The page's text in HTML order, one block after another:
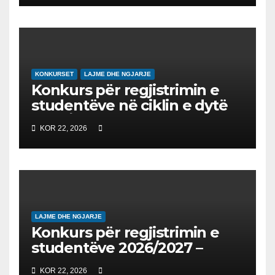
NDËRKOMBËTARE PËR
EDUKIMIN DIGJITAL DHE
KONKURSET LAJME DHE NGJARJE
Konkurs për regjistrimin e
studentëve në ciklin e dytë
2026/2027 – Конкурс за
запишување на студенти
на втор циклус студии за
2026/2027
KOR 22, 2026
LAJME DHE NGJARJE
Konkurs për regjistrimin e
studentëve 2026/2027 –
Конкурс за запишување на
KOR 22, 2026